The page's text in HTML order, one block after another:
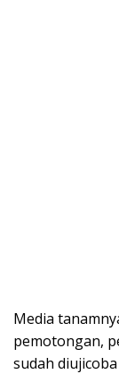
Media
pemotongan,
sudah